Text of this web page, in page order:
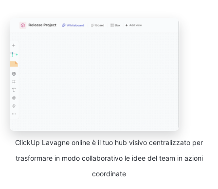
ClickUp Lavagne online è il tuo hub visivo centralizzato per
trasformare in modo collaborativo le idee del team in azioni
coordinate